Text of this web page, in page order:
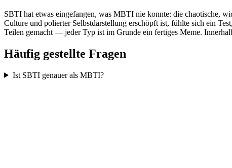
SBTI hat etwas eingefangen, was MBTI nie konnte: die chaotische,
Culture und polierter Selbstdarstellung erschöpft ist, fühlte sich ein
Teilen gemacht — jeder Typ ist im Grunde ein fertiges Meme.
Häufig gestellte Fragen
Ist SBTI genauer als MBTI?